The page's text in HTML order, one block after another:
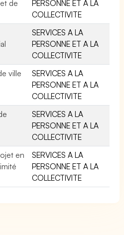
de
PERSONNE ET A LA
COLLECTIVITE
SERVICES A LA
PERSONNE ET A LA
COLLECTIVITE
ville
SERVICES A LA
PERSONNE ET A LA
COLLECTIVITE
SERVICES A LA
PERSONNE ET A LA
COLLECTIVITE
en
SERVICES A LA
PERSONNE ET A LA
COLLECTIVITE